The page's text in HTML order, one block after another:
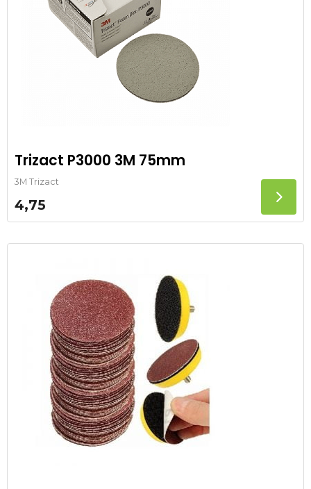
Trizact P3000 3M 75mm
3M Trizact
4,75